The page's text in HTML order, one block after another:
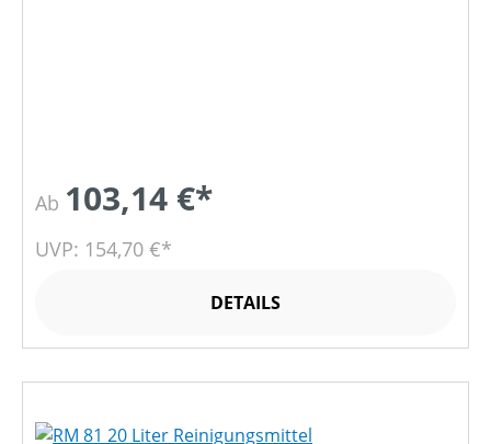
Ab 103,14 €*
UVP: 154,70 €*
DETAILS